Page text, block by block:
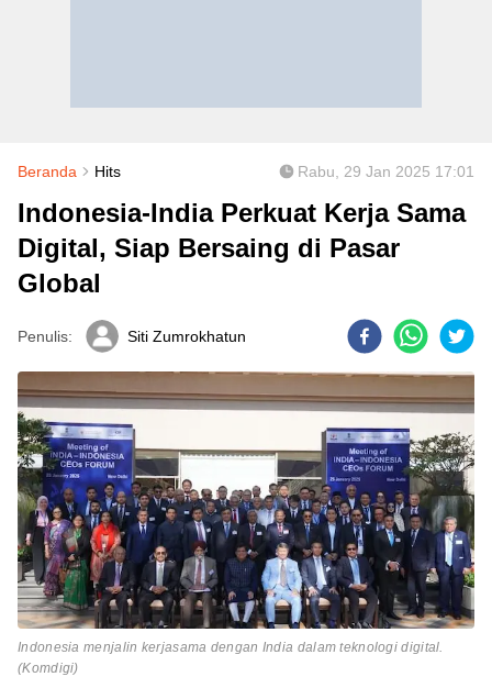
Beranda Hits Rabu, 29 Jan 2025 17:01
Indonesia-India Perkuat Kerja Sama
Digital, Siap Bersaing di Pasar
Global
Penulis: Siti Zumrokhatun
Indonesia menjalin kerjasama dengan India dalam teknologi digital.
(Komdigi)